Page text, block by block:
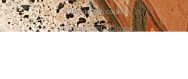
Politique des cookies
Politique de Garanties